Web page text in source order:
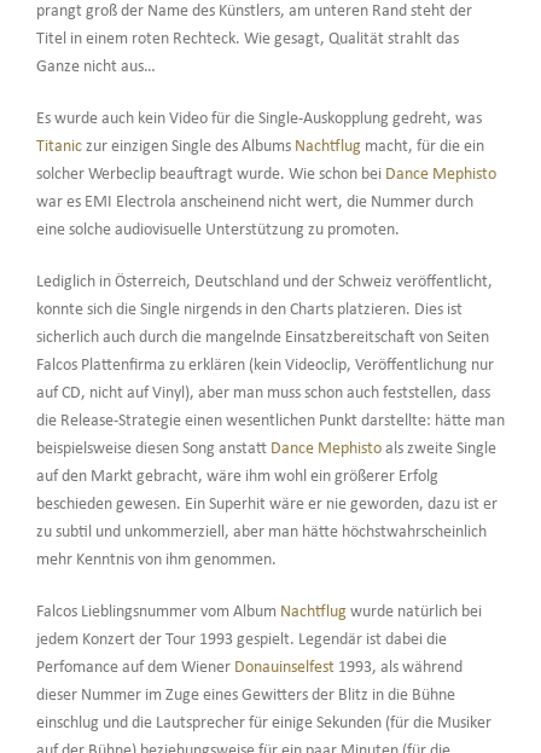
prangt groß der Name des Künstlers, am unteren Rand steht der
Titel in einem roten Rechteck. Wie gesagt, Qualität strahlt das
Ganze nicht aus…
Es wurde auch kein Video für die Single-Auskopplung gedreht, was
Titaniczur einzigen Single des Albums Nachtflugmacht, für die ein
solcher Werbeclip beauftragt wurde. Wie schon bei Dance Mephisto
war es EMI Electrola anscheinend nicht wert, die Nummer durch
eine solche audiovisuelle Unterstützung zu promoten.
Lediglich in Österreich, Deutschland und der Schweiz veröffentlicht,
konnte sich die Single nirgends in den Charts platzieren. Dies ist
sicherlich auch durch die mangelnde Einsatzbereitschaft von Seiten
Falcos Plattenfirma zu erklären (kein Videoclip, Veröffentlichung nur
auf CD, nicht auf Vinyl), aber man muss schon auch feststellen, dass
die Release-Strategie einen wesentlichen Punkt darstellte: hätte man
beispielsweise diesen Song anstatt Dance Mephistoals zweite Single
auf den Markt gebracht, wäre ihm wohl ein größerer Erfolg
beschieden gewesen. Ein Superhit wäre er nie geworden, dazu ist er
zu subtil und unkommerziell, aber man hätte höchstwahrscheinlich
mehr Kenntnis von ihm genommen.
Falcos Lieblingsnummer vom Album Nachtflugwurde natürlich bei
jedem Konzert der Tour 1993 gespielt. Legendär ist dabei die
Perfomance auf dem Wiener Donauinselfest1993, als während
dieser Nummer im Zuge eines Gewitters der Blitz in die Bühne
einschlug und die Lautsprecher für einige Sekunden (für die Musiker